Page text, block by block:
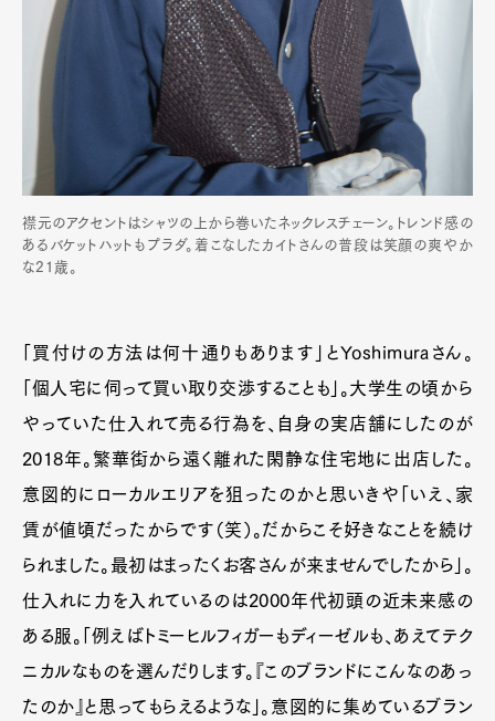
襟元のアクセントはシャツの上から巻いたネックレスチェーン。トレンド感の
あるバケットハットもプラダ。着こなしたカイトさんの普段は笑顔の爽やか
な21歳。
「買付けの方法は何十通りもあります」とYoshimuraさん。
「個人宅に伺って買い取り交渉することも」。大学生の頃から
やっていた仕入れて売る行為を、自身の実店舗にしたのが
2018年。繁華街から遠く離れた閑静な住宅地に出店した。
意図的にローカルエリアを狙ったのかと思いきや「いえ、家
賃が値頃だったからです（笑）。だからこそ好きなことを続け
られました。最初はまったくお客さんが来ませんでしたから」。
仕入れに力を入れているのは2000年代初頭の近未来感の
ある服。「例えばトミーヒルフィガーもディーゼルも、あえてテク
ニカルなものを選んだりします。『このブランドにこんなのあっ
たのか』と思ってもらえるような」。意図的に集めているブラン